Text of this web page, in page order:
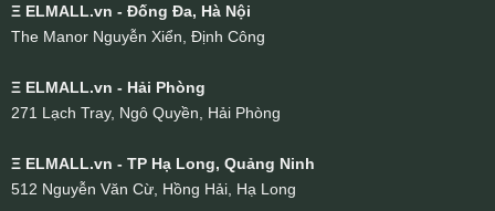
Ξ ELMALL.vn - Đống Đa, Hà Nội
The Manor Nguyễn Xiển, Định Công
Ξ ELMALL.vn - Hải Phòng
271 Lạch Tray, Ngô Quyền, Hải Phòng
Ξ ELMALL.vn - TP Hạ Long, Quảng Ninh
512 Nguyễn Văn Cừ, Hồng Hải, Hạ Long